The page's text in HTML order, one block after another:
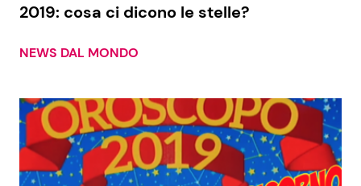
2019: cosa ci dicono le stelle?
NEWS DAL MONDO